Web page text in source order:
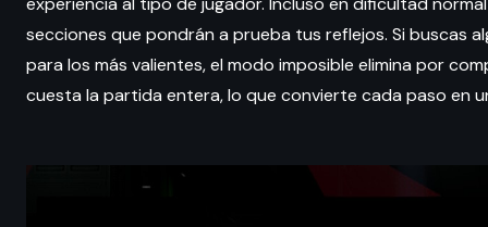
secciones que pondrán a prueba tus reflejos. Si buscas
para los más valientes, el modo imposible elimina por
cuesta la partida entera, lo que convierte cada paso en